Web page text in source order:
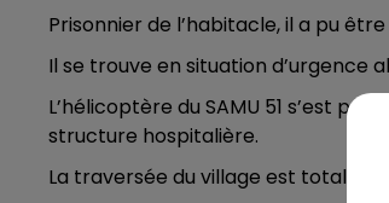
7h00 - 12h00
LE WEEK-END
Prisonnier de l’habitacle, il a pu
Il se trouve en situation d’urgence
L’hélicoptère du SAMU 51 s’est
structure hospitalière.
La traversée du village est